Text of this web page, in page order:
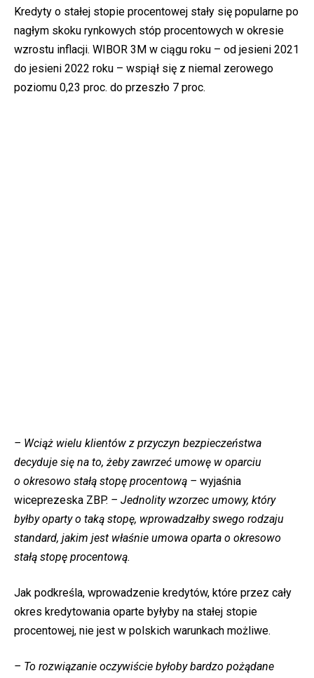
Kredyty o stałej stopie procentowej stały się popularne po
nagłym skoku rynkowych stóp procentowych w okresie
wzrostu inflacji. WIBOR 3M w ciągu roku – od jesieni 2021
do jesieni 2022 roku – wspiął się z niemal zerowego
poziomu 0,23 proc. do przeszło 7 proc.
– Wciąż wielu klientów z przyczyn bezpieczeństwa
decyduje się na to, żeby zawrzeć umowę w oparciu
o okresowo stałą stopę procentową – wyjaśnia
wiceprezeska ZBP. – Jednolity wzorzec umowy, który
byłby oparty o taką stopę, wprowadzałby swego rodzaju
standard, jakim jest właśnie umowa oparta o okresowo
stałą stopę procentową.
Jak podkreśla, wprowadzenie kredytów, które przez cały
okres kredytowania oparte byłyby na stałej stopie
procentowej, nie jest w polskich warunkach możliwe.
– To rozwiązanie oczywiście byłoby bardzo pożądane